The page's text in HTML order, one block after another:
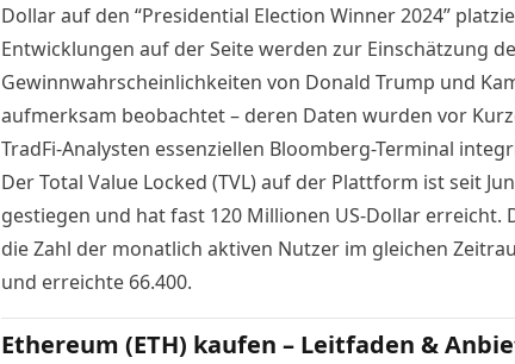
Dollar auf den “Presidential Election Winner 2024”
Entwicklungen auf der Seite werden zur Einschätzung
Gewinnwahrscheinlichkeiten von Donald Trump und
aufmerksam beobachtet– deren Daten wurden vor
TradFi-Analysten essenziellen Bloomberg-Terminal
Der Total Value Locked (TVL) auf der Plattform ist seit
gestiegen und hat fast 120 Millionen US-Dollar erreicht.
die Zahl der monatlich aktiven Nutzer im gleichen
und erreichte 66.400.
Ethereum (ETH) kaufen – Leitfaden &